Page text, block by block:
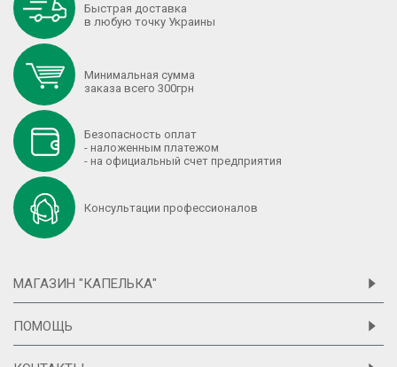
Быстрая доставка
в любую точку Украины
Минимальная сумма
заказа всего 300грн
Безопасность оплат
- наложенным платежом
- на официальный счет предприятия
Консультации профессионалов
МАГАЗИН "КАПЕЛЬКА"
ПОМОЩЬ